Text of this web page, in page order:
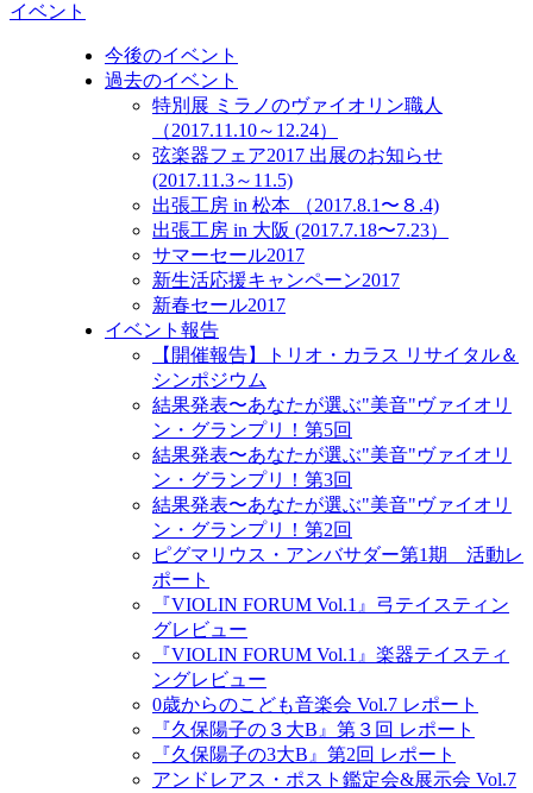
イベント
今後のイベント
過去のイベント
特別展 ミラノのヴァイオリン職人
（2017.11.10～12.24）
弦楽器フェア2017 出展のお知らせ
(2017.11.3～11.5)
出張工房 in 松本 （2017.8.1〜８.4)
出張工房 in 大阪 (2017.7.18〜7.23）
サマーセール2017
新生活応援キャンペーン2017
新春セール2017
イベント報告
【開催報告】トリオ・カラス リサイタル＆
シンポジウム
結果発表〜あなたが選ぶ"美音"ヴァイオリ
ン・グランプリ！第5回
結果発表〜あなたが選ぶ"美音"ヴァイオリ
ン・グランプリ！第3回
結果発表〜あなたが選ぶ"美音"ヴァイオリ
ン・グランプリ！第2回
ピグマリウス・アンバサダー第1期 活動レ
ポート
『VIOLIN FORUM Vol.1』弓テイスティン
グレビュー
『VIOLIN FORUM Vol.1』楽器テイスティ
ングレビュー
0歳からのこども音楽会 Vol.7 レポート
『久保陽子の３大B』第３回 レポート
『久保陽子の3大B』第2回 レポート
アンドレアス・ポスト鑑定会&展示会 Vol.7